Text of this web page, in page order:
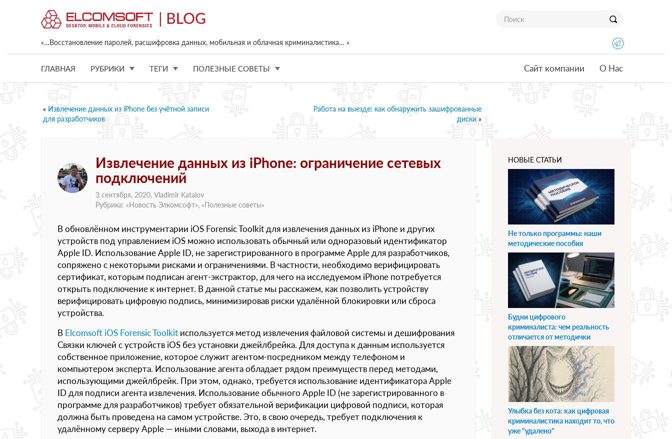
«…Восстановление паролей, расшифровка данных, мобильная и облачная криминалистика… »
ГЛАВНАЯ РУБРИКИ ТЕГИ ПОЛЕЗНЫЕ СОВЕТЫ Сайт компании О Нас
« Извлечение данных из iPhone без учётной записи
для разработчиков
Работа на выезде: как обнаружить зашифрованные
диски »
Извлечение данных из iPhone: ограничение сетевых
подключений
3 сентября, 2020, Vladimir Katalov
Рубрика: «Новость Элкомсофт», «Полезные советы»
В обновлённом инструментарии iOS Forensic Toolkit для извлечения данных из iPhone и других
устройств под управлением iOS можно использовать обычный или одноразовый идентификатор
Apple ID. Использование Apple ID, не зарегистрированного в программе Apple для разработчиков,
сопряжено с некоторыми рисками и ограничениями. В частности, необходимо верифицировать
сертификат, которым подписан агент-экстрактор, для чего на исследуемом iPhone потребуется
открыть подключение к интернет. В данной статье мы расскажем, как позволить устройству
верифицировать цифровую подпись, минимизировав риски удалённой блокировки или сброса
устройства.
В Elcomsoft iOS Forensic Toolkit используется метод извлечения файловой системы и дешифрования
Связки ключей с устройств iOS без установки джейлбрейка. Для доступа к данным используется
собственное приложение, которое служит агентом-посредником между телефоном и
компьютером эксперта. Использование агента обладает рядом преимуществ перед методами,
использующими джейлбрейк. При этом, однако, требуется использование идентификатора Apple
ID для подписи агента извлечения. Использование обычного Apple ID (не зарегистрированного в
программе для разработчиков) требует обязательной верификации цифровой подписи, которая
должна быть проведена на самом устройстве. Это, в свою очередь, требует подключения к
удалённому серверу Apple — иными словами, выхода в интернет.
НОВЫЕ СТАТЬИ
Не только программы: наши
методические пособия
Будни цифрового
криминалиста: чем реальность
отличается от методички
Улыбка без кота: как цифровая
криминалистика находит то, что
уже "удалено"